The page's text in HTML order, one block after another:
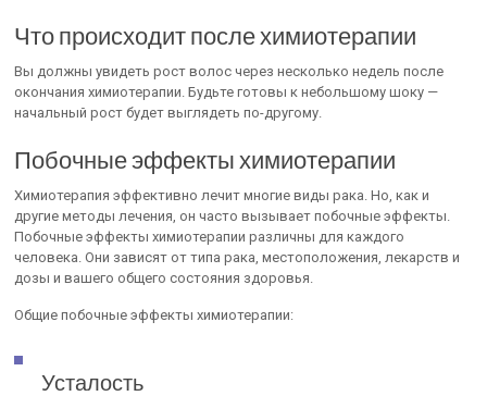
Что происходит после химиотерапии
Вы должны увидеть рост волос через несколько недель после
окончания химиотерапии. Будьте готовы к небольшому шоку —
начальный рост будет выглядеть по-другому.
Побочные эффекты химиотерапии
Химиотерапия эффективно лечит многие виды рака. Но, как и
другие методы лечения, он часто вызывает побочные эффекты.
Побочные эффекты химиотерапии различны для каждого
человека. Они зависят от типа рака, местоположения, лекарств и
дозы и вашего общего состояния здоровья.
Общие побочные эффекты химиотерапии:
Усталость